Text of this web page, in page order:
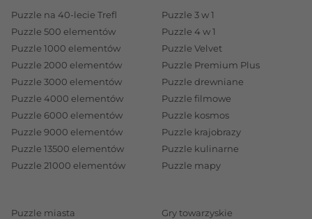
Puzzle na 40-lecie Trefl
Puzzle 500 elementów
Puzzle 1000 elementów
Puzzle 2000 elementów
Puzzle 3000 elementów
Puzzle 4000 elementów
Puzzle 6000 elementów
Puzzle 9000 elementów
Puzzle 13500 elementów
Puzzle 21000 elementów
Puzzle 3 w 1
Puzzle 4 w 1
Puzzle Velvet
Puzzle Premium Plus
Puzzle drewniane
Puzzle filmowe
Puzzle kosmos
Puzzle krajobrazy
Puzzle kulinarne
Puzzle mapy
Puzzle miasta
Gry towarzyskie